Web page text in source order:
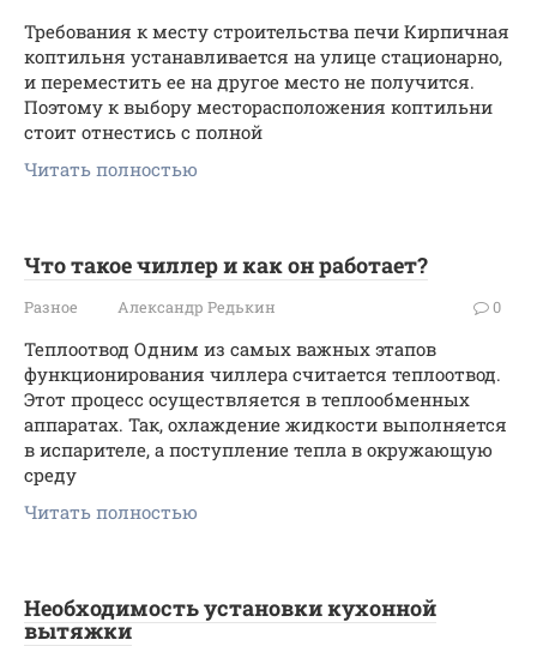
Требования к месту строительства печи Кирпичная
коптильня устанавливается на улице стационарно,
и переместить ее на другое место не получится.
Поэтому к выбору месторасположения коптильни
стоит отнестись с полной
Читать полностью
Что такое чиллер и как он работает?
Разное Александр Редькин 0
Теплоотвод Одним из самых важных этапов
функционирования чиллера считается теплоотвод.
Этот процесс осуществляется в теплообменных
аппаратах. Так, охлаждение жидкости выполняется
в испарителе, а поступление тепла в окружающую
среду
Читать полностью
Необходимость установки кухонной
вытяжки